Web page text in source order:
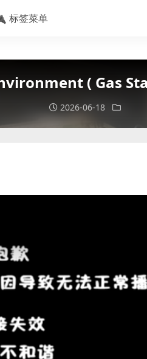
标签菜单
( Gas
2026-06-18